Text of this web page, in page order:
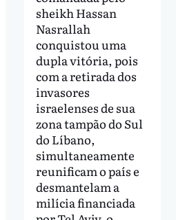
sheikh Hassan
Nasrallah
conquistou uma
dupla vitória, pois
com a retirada dos
invasores
israelenses de sua
zona tampão do Sul
do Líbano,
simultaneamente
reunificam o país e
desmantelam a
milícia financiada